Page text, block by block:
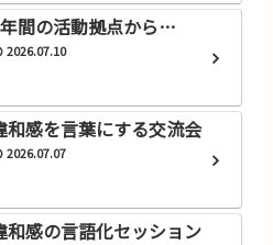
間の活動拠点から…
2026.07.10
和感を言葉にする交流会
2026.07.07
和感の言語化セッション